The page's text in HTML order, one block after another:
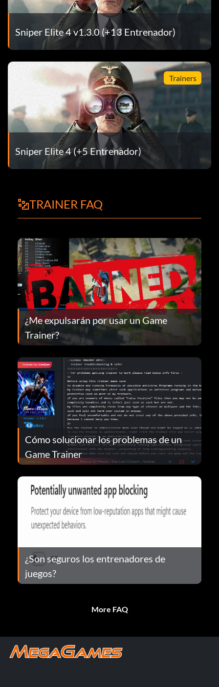
Sniper Elite 4 v1.3.0 (+13 Entrenador)
Trainers
Sniper Elite 4 (+5 Entrenador)
TRAINER FAQ
¿Me expulsarán por usar un Game
Trainer?
Cómo solucionar los problemas de un
Game Trainer
¿Son seguros los entrenadores de
juegos?
More FAQ